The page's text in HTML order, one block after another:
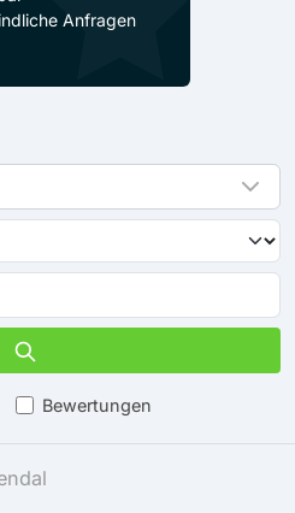
Anfragen
Bewertungen